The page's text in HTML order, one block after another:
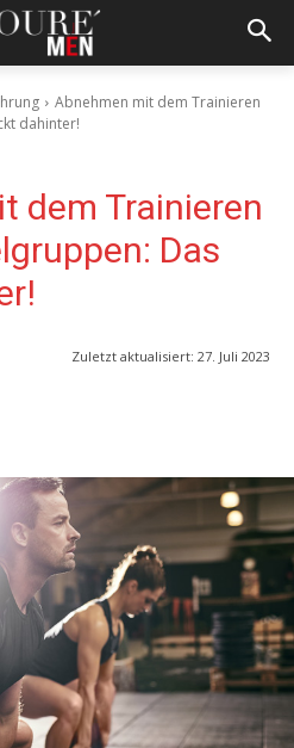
Abnehmen mit dem Trainieren
dahinter!
dem Trainieren
Das
Zuletzt aktualisiert: 27. Juli 2023